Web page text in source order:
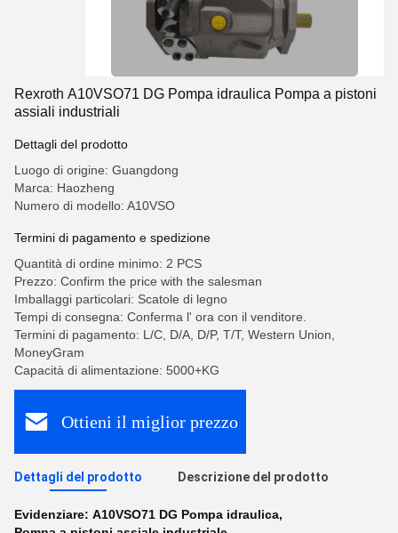
Rexroth A10VSO71 DG Pompa idraulica Pompa a pistoni
assiali industriali
Dettagli del prodotto
Luogo di origine: Guangdong
Marca: Haozheng
Numero di modello: A10VSO
Termini di pagamento e spedizione
Quantità di ordine minimo: 2 PCS
Prezzo: Confirm the price with the salesman
Imballaggi particolari: Scatole di legno
Tempi di consegna: Conferma l' ora con il venditore.
Termini di pagamento: L/C, D/A, D/P, T/T, Western Union,
MoneyGram
Capacità di alimentazione: 5000+KG
Ottieni il miglior prezzo
Dettagli del prodotto Descrizione del prodotto
Evidenziare: A10VSO71 DG Pompa idraulica,